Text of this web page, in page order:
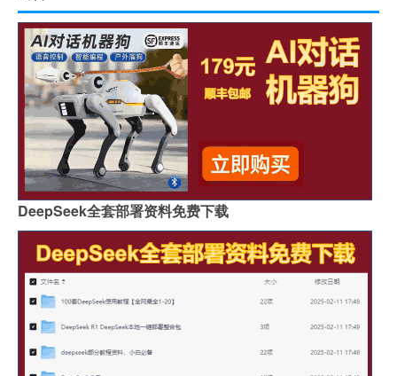
DeepSeek全套部署资料免费下载